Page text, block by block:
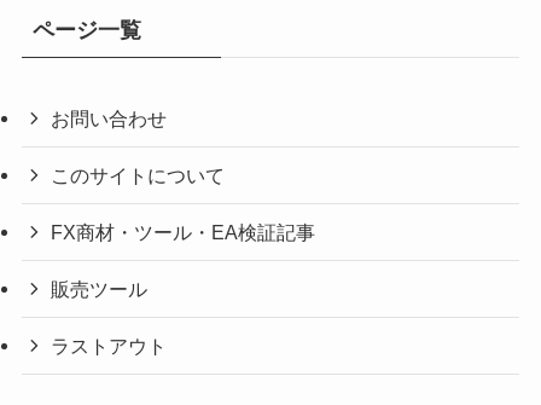
ページ一覧
お問い合わせ
このサイトについて
FX商材・ツール・EA検証記事
販売ツール
ラストアウト